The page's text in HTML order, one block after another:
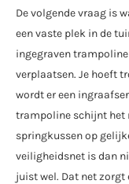
De volgende vraag is
een vaste plek in de
ingegraven
verplaatsen. Je hoeft
wordt er een
trampoline schijnt het
springkussen op
veiligheidsnet is dan
juist wel. Dat net zorgt